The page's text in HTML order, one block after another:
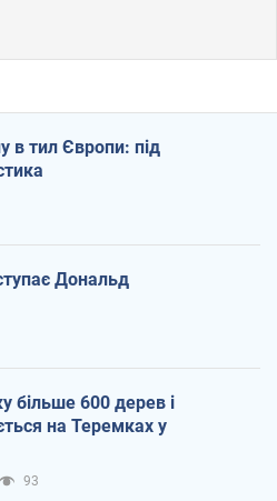
в тил Європи: під
Дональд
більше 600 дерев і
на Теремках у
93